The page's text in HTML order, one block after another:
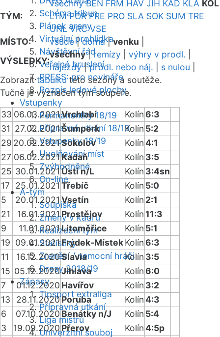
Schéma tribun
Plánek areny
Virtuální prohlídka
Návštěvní řád
Veřejné bruslení
PRESS: pro novináře
Rozpis ledové plochy
Vstupenky
Permanentky 18/19
Přípravná utkání 18/19
Vstupenky 18/19
Uvolňování míst
Zvýhodněné
On-line
A-tým
Soupiska
Změny v kádru
Realizační tým
Statistiky
Zranění / nemocní hráči
Dresy 2018/19
Zápasy
Tipsport extraliga
Přípravná utkání
Liga mistrů
Univerzitní souboj
TÝM:
všechny BEN FRM HAV JIH KAD KLA KOL
LTM POR PRE PRO SLA SOK SUM TRE
UNL VRC VSE
MÍSTO:
všude|doma|venku
VÝSLEDKY:
všechny|remízy výhry v prodl.
nájezdy|prodl. nebo náj. s nulou
Zobrazittabulkutéto sezóny a soutěže.
Tučně je vyznačen tým soupeře.
33 06.03.2021Vrchlabí Kolín6:3
31 27.02.2021Šumperk Kolín 5:2
29 20.02.2021Sokolov Kolín4:1
27 06.02.2021Kadaň Kolín 3:5
25 30.01.2021 Ústí n/L Kolín 3:4sn
17
25.01.2021Třebíč Kolín 5:0
5
20.01.2021 Vsetín Kolín 2:1
21
16.01.2021Prostějov Kolín 11:3
9
11.01.2021Litoměřice Kolín 5:1
19 09.01.2021Frýdek-MístekKolín6:3
11
16.12.2020Slavia Kolín 3:5
15 05.12.2020Jihlava Kolín6:0
7
01.12.2020 Havířov Kolín 3:2
13
28.11.2020Poruba Kolín4:3
6
07.10.2020 Benátky n/J Kolín 5:4
3
19.09.2020 Přerov Kolín4:5p